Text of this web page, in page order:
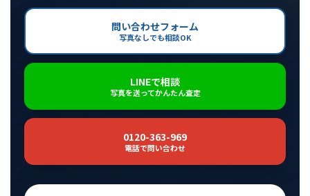
問い合わせフォーム
写真なしでも相談OK
LINEで相談
写真を送ってかんたん査定
0120-363-969
電話で問い合わせ